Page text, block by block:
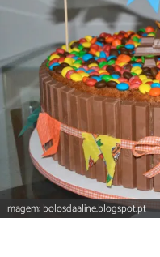
Imagem: bolosdaaline.blogspot.pt